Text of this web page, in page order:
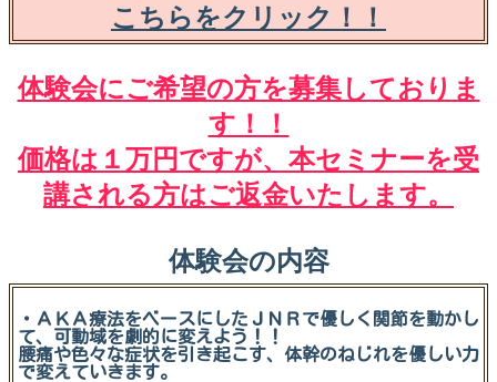
こちらをクリック！！
体験会にご希望の方を募集しておりま
す！！
価格は１万円ですが、本セミナーを受
講される方はご返金いたします。
体験会の内容
・ＡＫＡ療法をベースにしたＪＮＲで優しく関節を動かし
て、可動域を劇的に変えよう！！
腰痛や色々な症状を引き起こす、体幹のねじれを優しい力
で変えていきます。